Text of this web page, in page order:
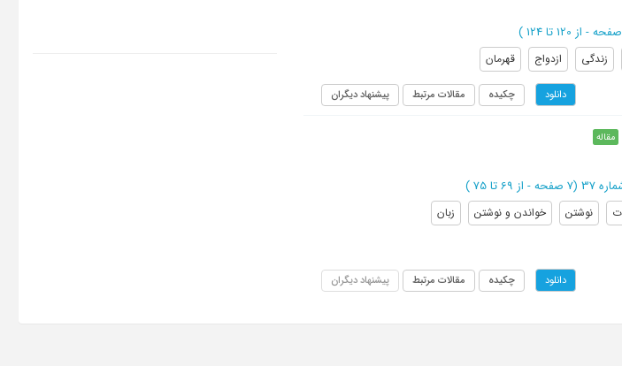
از 120 تا 124 )
زندگی ازدواج قهرمان
دانلود چکیده مقالات مرتبط پیشنهاد دیگران
مقاله
(‎7 صفحه - از 69 تا 75 )
نوشتن خواندن و نوشتن
زبان
دانلود چکیده مقالات مرتبط پیشنهاد دیگران